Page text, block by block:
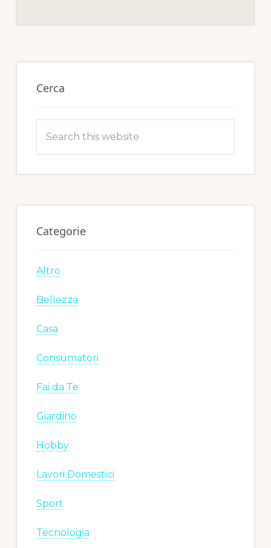
Primary
Sidebar
Cerca
this
Categorie
Altro
Bellezza
Casa
Consumatori
Fai da Te
Giardino
Hobby
Lavori Domestici
Sport
Tecnologia